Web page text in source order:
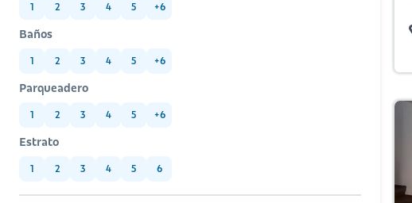
1 2 3 4 5 +6
Baños
1 2 3 4 5 +6
Parqueadero
1 2 3 4 5 +6
Estrato
1 2 3 4 5 6